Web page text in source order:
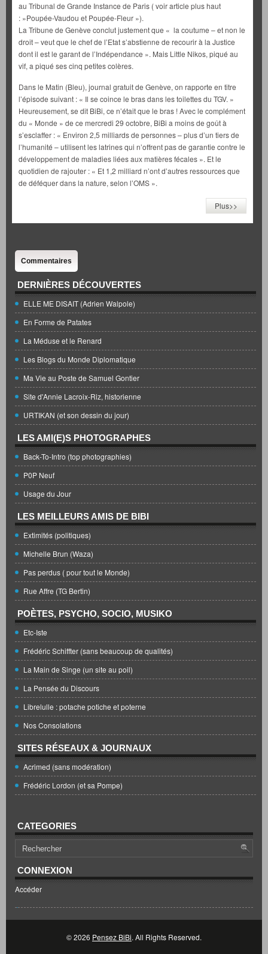
au Tribunal de Grande Instance de Paris ( voir article plus haut
: »Poupée-Vaudou et Poupée-Fleur »).
La Tribune de Genève conclut justement que « la coutume – et non le
droit – veut que le chef de l’Etat s’abstienne de recourir à la Justice
dont il est le garant de l’Indépendance ». Mais Little Nikos, piqué au
vif, a piqué ses cinq petites colères.
Dans le Matin (Bleu), journal gratuit de Genève, on rapporte en titre
l’épisode suivant : « Il se coince le bras dans les toilettes du TGV. »
Heureusement, se dit BiBi, ce n’était que le bras ! Avec le complément
du « Monde » de ce mercredi 29 octobre, BiBi a moins de goût à
s’esclaffer : « Environ 2,5 milliards de personnes – plus d’un tiers de
l’humanité – utilisent les latrines qui n’offrent pas de garantie contre le
développement de maladies liées aux matières fécales ». Et le
quotidien de rajouter : « Et 1,2 milliard n’ont d’autres ressources que
de déféquer dans la nature, selon l’OMS ».
Plus>>
Commentaires
DERNIÈRES DÉCOUVERTES
ELLE ME DISAIT (Adrien Walpole)
En Forme de Patates
La Méduse et le Renard
Les Blogs du Monde Diplomatique
Ma Vie au Poste de Samuel Gontier
Site d'Annie Lacroix-Riz, historienne
URTIKAN (et son dessin du jour)
LES AMI(E)S PHOTOGRAPHES
Back-To-Intro (top photographies)
P0P Neuf
Usage du Jour
LES MEILLEURS AMIS DE BIBI
Extimités (politiques)
Michelle Brun (Waza)
Pas perdus ( pour tout le Monde)
Rue Affre (TG Bertin)
POÈTES, PSYCHO, SOCIO, MUSIKO
Etc-Iste
Frédéric Schiffter (sans beaucoup de qualités)
La Main de Singe (un site au poil)
La Pensée du Discours
Librelulle : potache potiche et poterne
Nos Consolations
SITES RÉSEAUX & JOURNAUX
Acrimed (sans modération)
Frédéric Lordon (et sa Pompe)
CATEGORIES
CONNEXION
Accéder
© 2026 Pensez BiBi. All Rights Reserved.